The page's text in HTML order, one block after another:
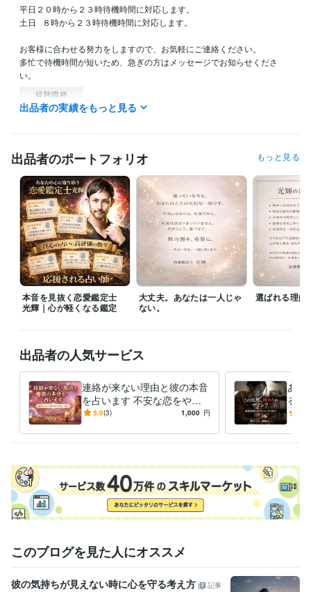
平日２０時から２３時待機時間に対応します。
土日   ８時から２３時待機時間に対応します。
お客様に合わせる努力をしますので、お気軽にご連絡ください。
多忙で待機時間が短いため、急ぎの方はメッセージでお知らせくださ
い。
経験職種
AI・機械学習 / AIエンジニア 経験年数 : 10年
事務・ビジネスサポート / 事務（一般事務） 経験年数 : 14年
人事 / 人材開発・人材育成・研修
ライフスタイル・その他 / 占い師
受賞歴
Kindle出版『どん底からのココナラ再起術』
ビジネス・クリエイティブツール
ペライチ:15年Excel:40年Word:35年 ChatGPT:5年
得意分野
占い 電話占い
お悩み相談 電話鑑定 恋愛 不倫 彼氏の気持ち 人間関係
出品者の実績をもっと見る
出品者のポートフォリオ もっと見る
本音を見抜く恋愛鑑定士
光輝｜心が軽くなる鑑定
大丈夫。あなたは一人じゃ
ない。
選ばれる理由
出品者の人気サービス
連絡が来ない理由と彼の本音
を占います 不安な恋をやさ
しく整理し次の一歩を示しま
5.0(3) 1,000 円
あの
るか
未来
このブログを見た人にオススメ
彼の気持ちが見えない時に心を守る考え方
記事